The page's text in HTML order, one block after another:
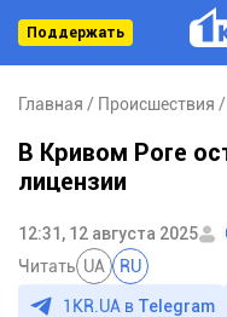
Поддержать
Главная Происшествия
В Кривом Роге
лицензии
12:31, 12 августа 2025
Читать UA RU
1KR.UA в Telegram